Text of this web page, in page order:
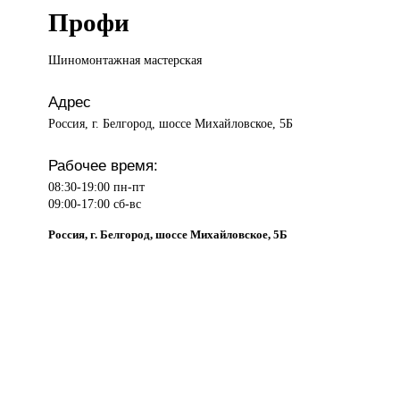
Профи
Шиномонтажная мастерская
Адрес
Россия, г. Белгород, шоссе Михайловское, 5Б
Рабочее время:
08:30-19:00 пн-пт
09:00-17:00 сб-вс
Россия, г. Белгород, шоссе Михайловское, 5Б